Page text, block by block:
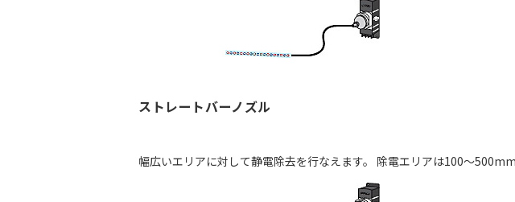
ストレートバーノズル
幅広いエリアに対して静電除去を行なえます。 除電エリアは100～500mm